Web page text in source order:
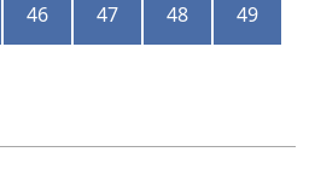
46 47 48 49